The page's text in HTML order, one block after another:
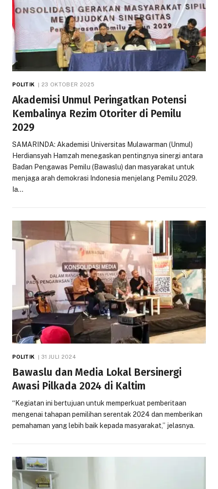
POLITIK 23 OKTOBER 2025
Akademisi Unmul Peringatkan Potensi
Kembalinya Rezim Otoriter di Pemilu
2029
SAMARINDA: Akademisi Universitas Mulawarman (Unmul)
Herdiansyah Hamzah menegaskan pentingnya sinergi antara
Badan Pengawas Pemilu (Bawaslu) dan masyarakat untuk
menjaga arah demokrasi Indonesia menjelang Pemilu 2029.
Ia…
POLITIK 31 JULI 2024
Bawaslu dan Media Lokal Bersinergi
Awasi Pilkada 2024 di Kaltim
“Kegiatan ini bertujuan untuk memperkuat pemberitaan
mengenai tahapan pemilihan serentak 2024 dan memberikan
pemahaman yang lebih baik kepada masyarakat,” jelasnya.